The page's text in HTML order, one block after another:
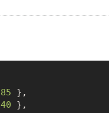
85 },
40 },